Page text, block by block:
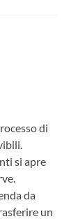
di
si apre
da
un